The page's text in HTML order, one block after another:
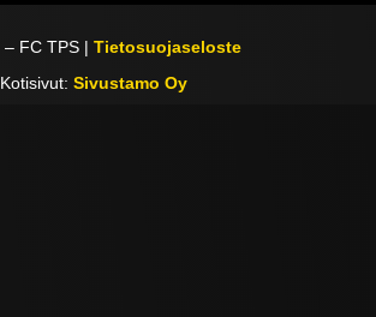
– FC TPS |Tietosuojaseloste
Kotisivut: Sivustamo Oy